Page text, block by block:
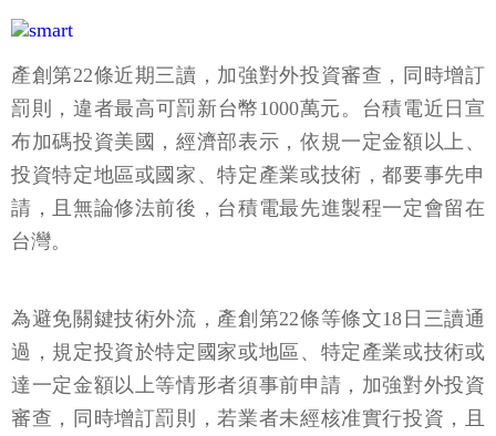
產創第22條近期三讀，加強對外投資審查，同時增訂
罰則，違者最高可罰新台幣1000萬元。台積電近日宣
布加碼投資美國，經濟部表示，依規一定金額以上、
投資特定地區或國家、特定產業或技術，都要事先申
請，且無論修法前後，台積電最先進製程一定會留在
台灣。
為避免關鍵技術外流，產創第22條等條文18日三讀通
過，規定投資於特定國家或地區、特定產業或技術或
達一定金額以上等情形者須事前申請，加強對外投資
審查，同時增訂罰則，若業者未經核准實行投資，且